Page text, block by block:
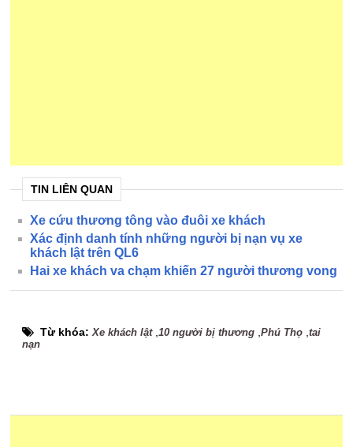
TIN LIÊN QUAN
Xe cứu thương tông vào đuôi xe khách
Xác định danh tính những người bị nạn vụ xe
khách lật trên QL6
Hai xe khách va chạm khiến 27 người thương vong
Từ khóa:Xe khách lật,10 người bị thương ,Phú Thọ ,tai
nạn